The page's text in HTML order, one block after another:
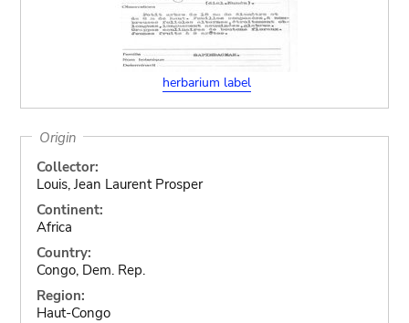
herbarium label
Origin
Collector:
Louis, Jean Laurent Prosper
Continent:
Africa
Country:
Congo, Dem. Rep.
Region:
Haut-Congo